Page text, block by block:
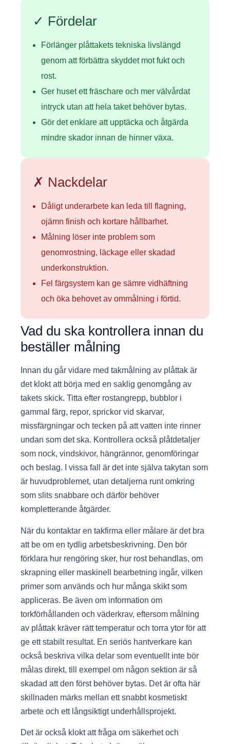
✓ Fördelar
Förlänger plåttakets tekniska livslängd
genom att förbättra skyddet mot fukt och
rost.
Ger huset ett fräschare och mer välvårdat
intryck utan att hela taket behöver bytas.
Gör det enklare att upptäcka och åtgärda
mindre skador innan de hinner växa.
✗ Nackdelar
Dåligt underarbete kan leda till flagning,
ojämn finish och kortare hållbarhet.
Målning löser inte problem som
genomrostning, läckage eller skadad
underkonstruktion.
Fel färgsystem kan ge sämre vidhäftning
och öka behovet av ommålning i förtid.
Vad du ska kontrollera innan du
beställer målning
Innan du går vidare med takmålning av plåttak är
det klokt att börja med en saklig genomgång av
takets skick. Titta efter rostangrepp, bubblor i
gammal färg, repor, sprickor vid skarvar,
missfärgningar och tecken på att vatten inte rinner
undan som det ska. Kontrollera också plåtdetaljer
som nock, vindskivor, hängrännor, genomföringar
och beslag. I vissa fall är det inte själva takytan som
är huvudproblemet, utan detaljerna runt omkring
som slits snabbare och därför behöver
kompletterande åtgärder.
När du kontaktar en takfirma eller målare är det bra
att be om en tydlig arbetsbeskrivning. Den bör
förklara hur rengöring sker, hur rost behandlas, om
skrapning eller maskinell bearbetning ingår, vilken
primer som används och hur många skikt som
appliceras. Be även om information om
torkförhållanden och väderkrav, eftersom målning
av plåttak kräver rätt temperatur och torra ytor för att
ge ett stabilt resultat. En seriös hantverkare kan
också beskriva vilka delar som eventuellt inte bör
målas direkt, till exempel om någon sektion är så
skadad att den först behöver bytas. Det är ofta här
skillnaden märks mellan ett snabbt kosmetiskt
arbete och ett långsiktigt underhållsprojekt.
Det är också klokt att fråga om säkerhet och